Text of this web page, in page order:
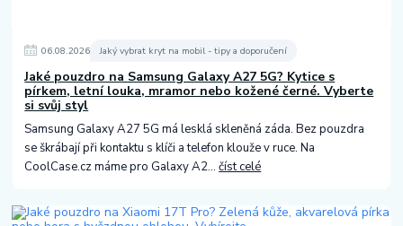
06.08.2026 Jaký vybrat kryt na mobil - tipy a doporučení
Jaké pouzdro na Samsung Galaxy A27 5G? Kytice s
pírkem, letní louka, mramor nebo kožené černé. Vyberte
si svůj styl
Samsung Galaxy A27 5G má lesklá skleněná záda. Bez pouzdra
se škrábají při kontaktu s klíči a telefon klouže v ruce. Na
CoolCase.cz máme pro Galaxy A2...číst celé